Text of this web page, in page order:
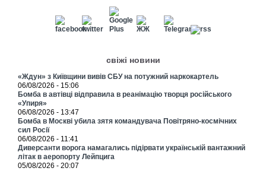
свіжі новини
«Ждун» з Київщини вивів СБУ на потужний наркокартель
06/08/2026 - 15:06
Бомба в автівці відправила в реанімацію творця російського
«Упиря»
06/08/2026 - 13:47
Бомба в Москві убила зятя командувача Повітряно-космічних
сил Росії
06/08/2026 - 11:41
Диверсанти ворога намагались підірвати українській вантажний
літак в аеропорту Лейпцига
05/08/2026 - 20:07